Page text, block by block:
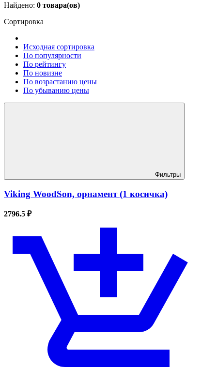
Найдено: 0 товара(ов)
Сортировка
Исходная сортировка
По популярности
По рейтингу
По новизне
По возрастанию цены
По убыванию цены
Фильтры
Viking WoodSon, орнамент (1 косичка)
2796.5 ₽